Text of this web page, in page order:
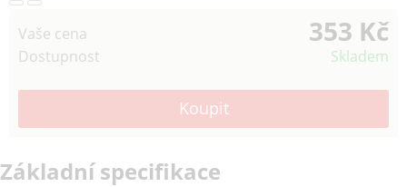
Vaše cena 353 Kč
Dostupnost Skladem
Základní specifikace